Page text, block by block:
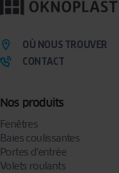
Nos produits
Fenêtres
Baies coulissantes
Portes d’entrée
Volets roulants
OÙ NOUS TROUVER
CONTACT